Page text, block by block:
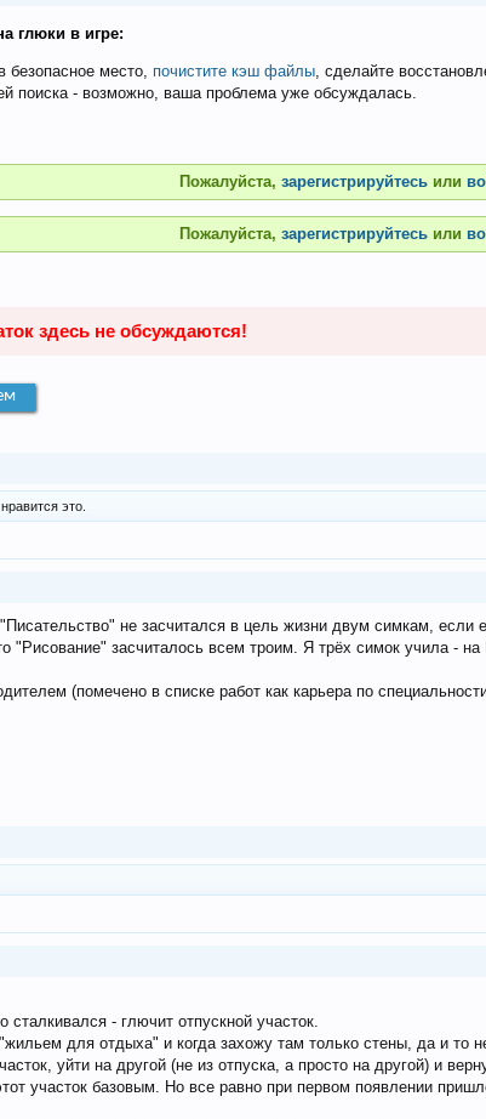
глюки в игре:
безопасное место, почистите кэш файлы, сделайте
поиска - возможно, ваша проблема уже обсуждалась.
Пожалуйста, зарегистрируйтесь или
Пожалуйста, зарегистрируйтесь или
здесь не обсуждаются!
это.
не засчитался в цель жизни двум симкам, если
"Рисование" засчиталось всем троим. Я трёх симок учила -
(помечено в списке работ как карьера по
- глючит отпускной участок.
для отдыха" и когда захожу там только стены, да и то
уйти на другой (не из отпуска, а просто на другой) и
участок базовым. Но все равно при первом появлении